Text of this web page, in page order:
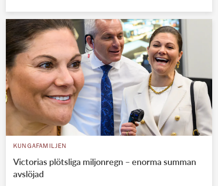
KUNGAFAMILJEN
Victorias plötsliga miljonregn – enorma summan
avslöjad